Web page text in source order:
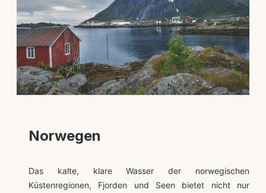
Norwegen
Das kalte, klare Wasser der norwegischen
Küstenregionen, Fjorden und Seen bietet nicht nur